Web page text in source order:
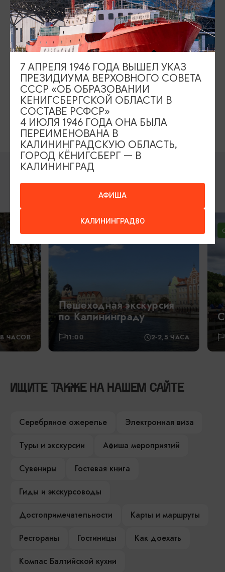
*Для местных жителей скидка 5%
КАК ОПЛАТИТЬ
Стоимость экскурсии: 1500 руб.
*после бронирования экскурсии необходимо внести
предоплату туроператору
*Для местных жителей скидка 5%
ВОЗМОЖНО ВАС ЗАИНТЕРЕСУЕТ
Пешеходная экскурсия
по Калининграду
11:00 2-2,5 ЧАСА 09:00
ИЩИТЕ ТАКЖЕ НА НАШЕМ САЙТЕ
Серебряное ожерелье
Электронная виза
Туры и экскурсии
Афиша мероприятий
Сувениры
Гостевая книга
Гиды и экскурсоводы
Достопримечательности
Карты и маршруты
Рестораны
Гостиницы
Как доехать
Компас Балтийской кухни
АФИША
КАЛИНИНГРАД80
7 АПРЕЛЯ 1946 ГОДА ВЫШЕЛ УКАЗ
ПРЕЗИДИУМА ВЕРХОВНОГО СОВЕТА
СССР «ОБ ОБРАЗОВАНИИ
КЕНИГСБЕРГСКОЙ ОБЛАСТИ В
СОСТАВЕ РСФСР»
4 ИЮЛЯ 1946 ГОДА ОНА БЫЛА
ПЕРЕИМЕНОВАНА В
КАЛИНИНГРАДСКУЮ ОБЛАСТЬ,
ГОРОД КЁНИГСБЕРГ — В
КАЛИНИНГРАД